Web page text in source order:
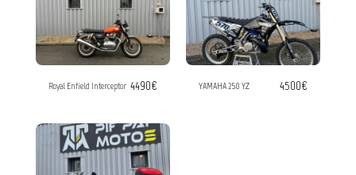
Royal Enfield Interceptor 4490€ YAMAHA 250 YZ 4500€